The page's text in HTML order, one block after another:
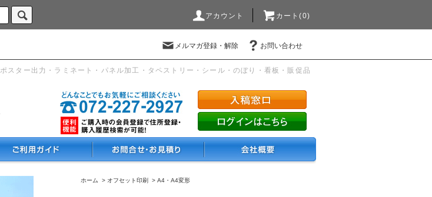
アカウント カート(0)
メルマガ登録・解除 お問い合わせ
ポスター出力・ラミネート・パネル加工・タペストリー・シール・のぼり・看板・販促品
ホーム > オフセット印刷 > A4・A4変形